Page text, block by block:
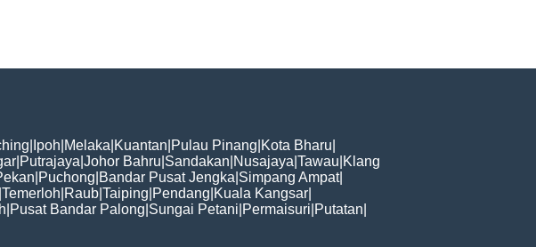
Ipoh Melaka Kuantan Pulau Pinang Kota Bharu
Putrajaya Johor Bahru Sandakan Nusajaya Tawau Klang
Puchong Bandar Pusat Jengka Simpang Ampat|
Temerloh Raub Taiping Pendang Kuala Kangsar
Pusat Bandar Palong Sungai Petani Permaisuri Putatan